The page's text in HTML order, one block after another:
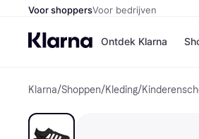
Voor shoppersVoor bedrijven
Ontdek Klarna
Klarna/Shoppen/Kleding/